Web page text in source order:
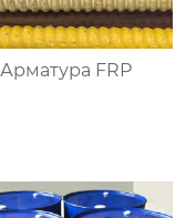
Арматура FRP